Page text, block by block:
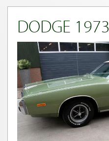
DODGE 1973